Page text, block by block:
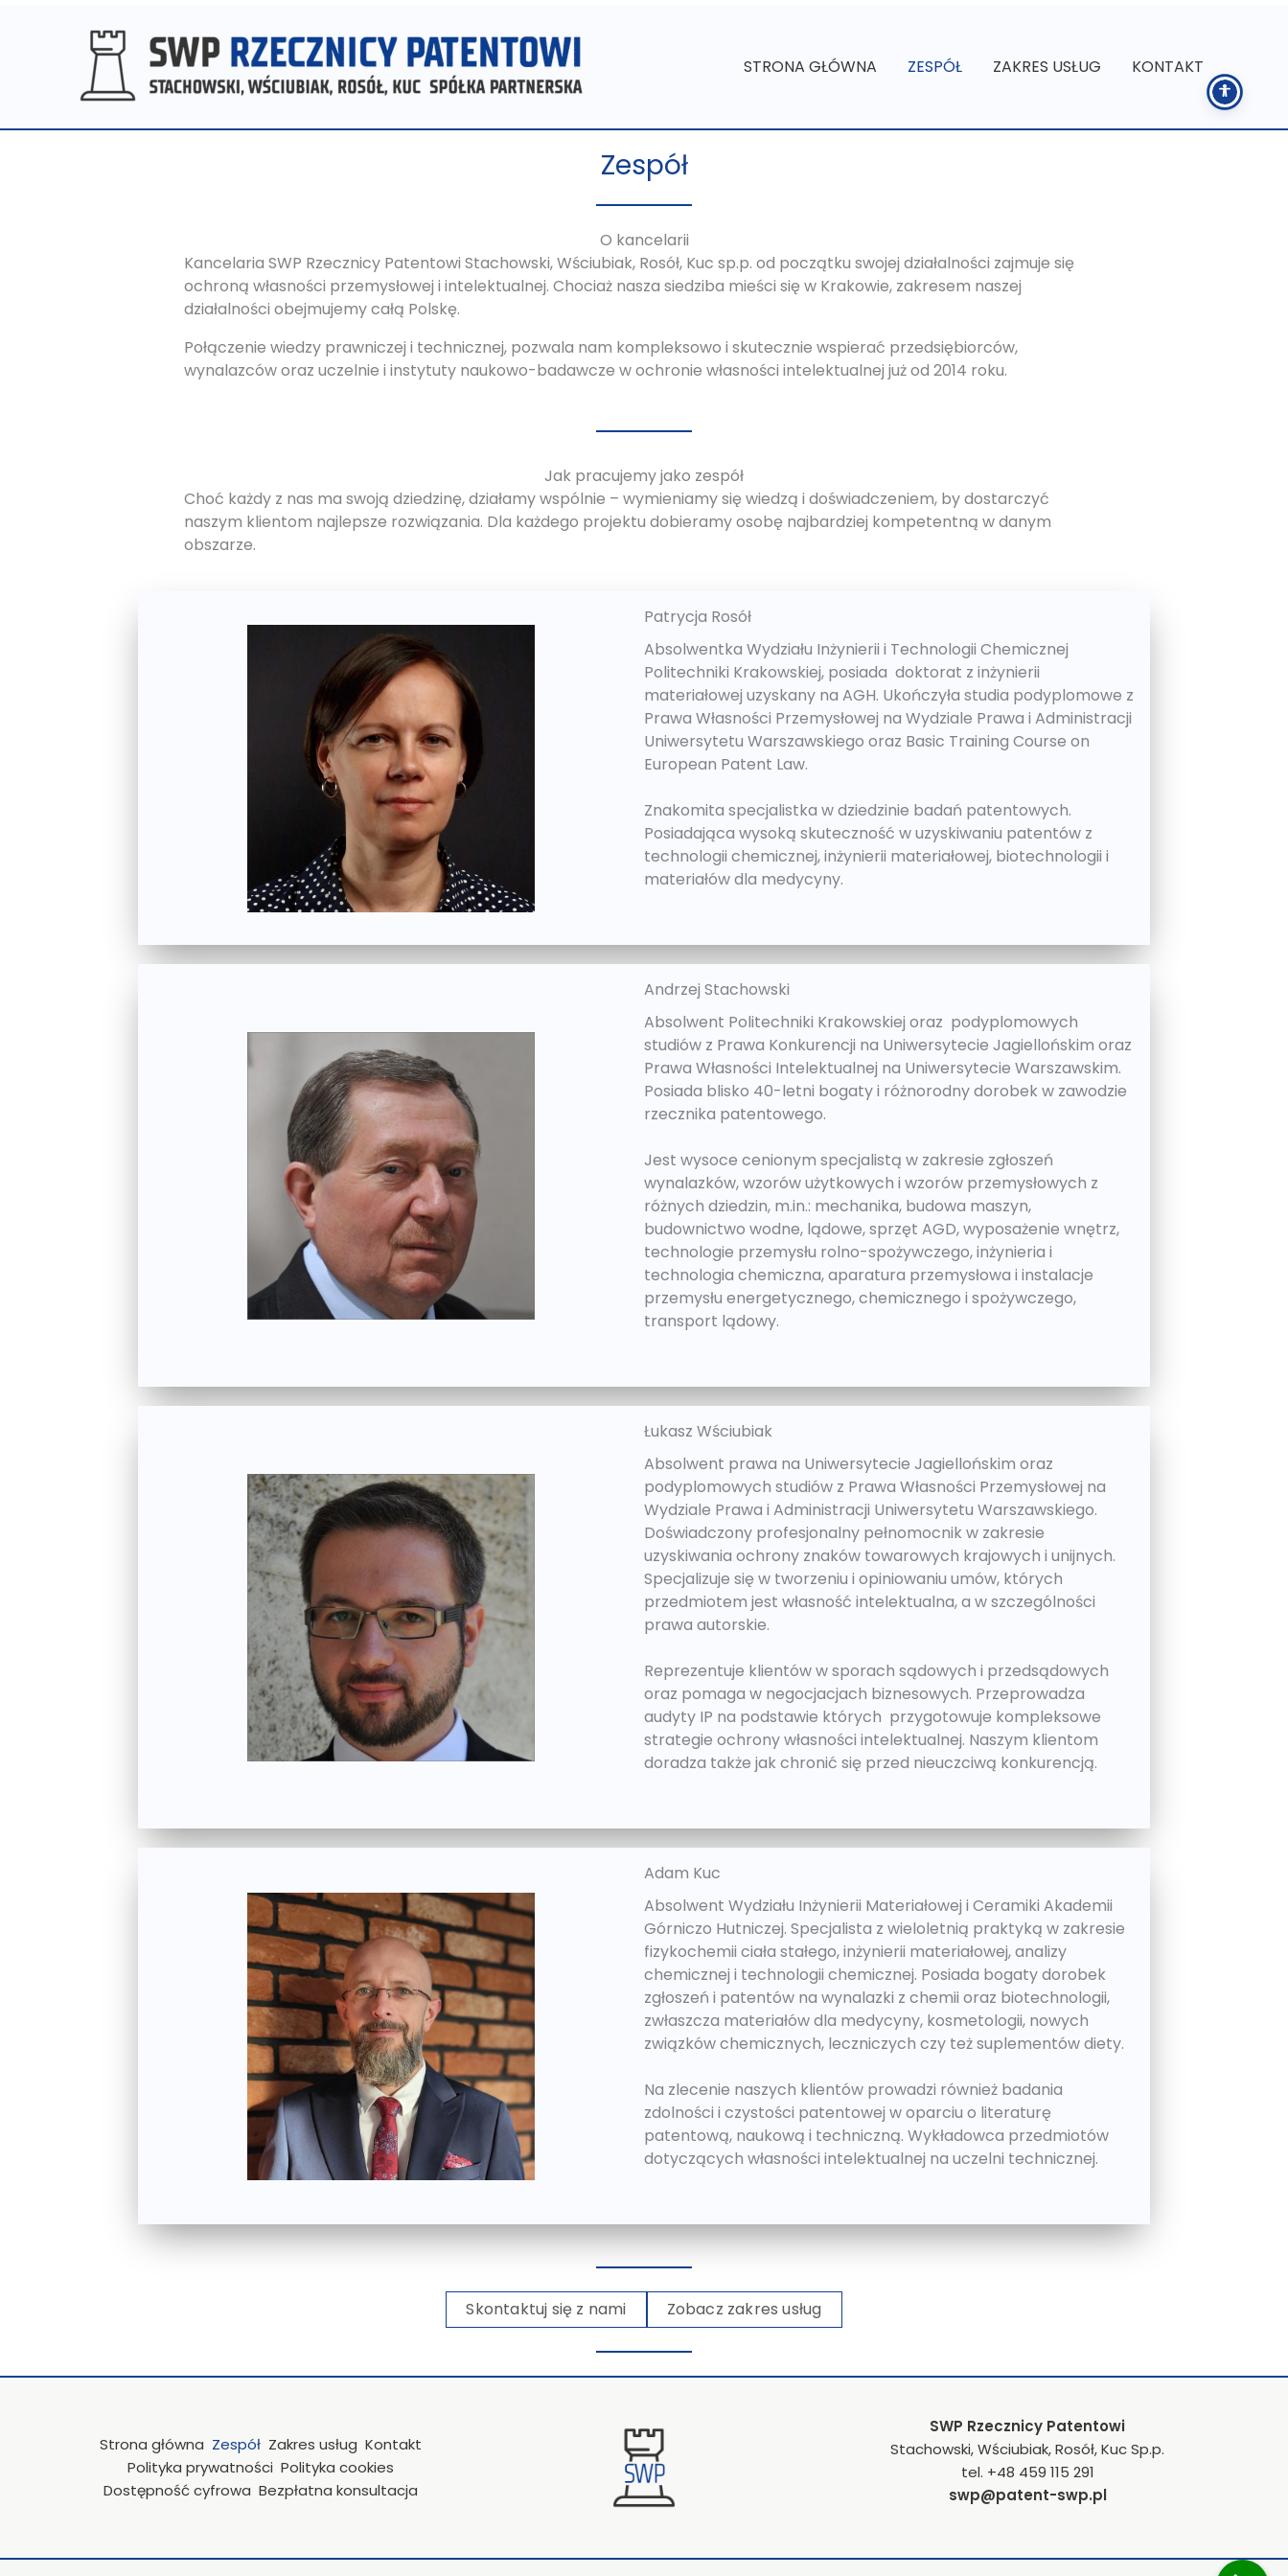
STRONA GŁÓWNA ZESPÓŁ ZAKRES USŁUG KONTAKT
Zespół
O kancelarii
Kancelaria SWP Rzecznicy Patentowi Stachowski, Wściubiak, Rosół, Kuc sp.p. od początku swojej działalności zajmuje się
ochroną własności przemysłowej i intelektualnej. Chociaż nasza siedziba mieści się w Krakowie, zakresem naszej
działalności obejmujemy całą Polskę.
Połączenie wiedzy prawniczej i technicznej, pozwala nam kompleksowo i skutecznie wspierać przedsiębiorców,
wynalazców oraz uczelnie i instytuty naukowo-badawcze w ochronie własności intelektualnej już od 2014 roku.
Jak pracujemy jako zespół
Choć każdy z nas ma swoją dziedzinę, działamy wspólnie – wymieniamy się wiedzą i doświadczeniem, by dostarczyć
naszym klientom najlepsze rozwiązania. Dla każdego projektu dobieramy osobę najbardziej kompetentną w danym
obszarze.
Patrycja Rosół
Absolwentka Wydziału Inżynierii i Technologii Chemicznej
Politechniki Krakowskiej, posiada doktorat z inżynierii
materiałowej uzyskany na AGH. Ukończyła studia podyplomowe z
Prawa Własności Przemysłowej na Wydziale Prawa i Administracji
Uniwersytetu Warszawskiego oraz Basic Training Course on
European Patent Law.
Znakomita specjalistka w dziedzinie badań patentowych.
Posiadająca wysoką skuteczność w uzyskiwaniu patentów z
technologii chemicznej, inżynierii materiałowej, biotechnologii i
materiałów dla medycyny.
Andrzej Stachowski
Absolwent Politechniki Krakowskiej oraz podyplomowych
studiów z Prawa Konkurencji na Uniwersytecie Jagiellońskim oraz
Prawa Własności Intelektualnej na Uniwersytecie Warszawskim.
Posiada blisko 40-letni bogaty i różnorodny dorobek w zawodzie
rzecznika patentowego.
Jest wysoce cenionym specjalistą w zakresie zgłoszeń
wynalazków, wzorów użytkowych i wzorów przemysłowych z
różnych dziedzin, m.in.: mechanika, budowa maszyn,
budownictwo wodne, lądowe, sprzęt AGD, wyposażenie wnętrz,
technologie przemysłu rolno-spożywczego, inżynieria i
technologia chemiczna, aparatura przemysłowa i instalacje
przemysłu energetycznego, chemicznego i spożywczego,
transport lądowy.
Łukasz Wściubiak
Absolwent prawa na Uniwersytecie Jagiellońskim oraz
podyplomowych studiów z Prawa Własności Przemysłowej na
Wydziale Prawa i Administracji Uniwersytetu Warszawskiego.
Doświadczony profesjonalny pełnomocnik w zakresie
uzyskiwania ochrony znaków towarowych krajowych i unijnych.
Specjalizuje się w tworzeniu i opiniowaniu umów, których
przedmiotem jest własność intelektualna, a w szczególności
prawa autorskie.
Reprezentuje klientów w sporach sądowych i przedsądowych
oraz pomaga w negocjacjach biznesowych. Przeprowadza
audyty IP na podstawie których przygotowuje kompleksowe
strategie ochrony własności intelektualnej. Naszym klientom
doradza także jak chronić się przed nieuczciwą konkurencją.
Adam Kuc
Absolwent Wydziału Inżynierii Materiałowej i Ceramiki Akademii
Górniczo Hutniczej. Specjalista z wieloletnią praktyką w zakresie
fizykochemii ciała stałego, inżynierii materiałowej, analizy
chemicznej i technologii chemicznej. Posiada bogaty dorobek
zgłoszeń i patentów na wynalazki z chemii oraz biotechnologii,
zwłaszcza materiałów dla medycyny, kosmetologii, nowych
związków chemicznych, leczniczych czy też suplementów diety.
Na zlecenie naszych klientów prowadzi również badania
zdolności i czystości patentowej w oparciu o literaturę
patentową, naukową i techniczną. Wykładowca przedmiotów
dotyczących własności intelektualnej na uczelni technicznej.
Skontaktuj się z nami Zobacz zakres usług
Strona główna Zespół Zakres usług Kontakt
Polityka prywatności Polityka cookies
Dostępność cyfrowa Bezpłatna konsultacja
SWP Rzecznicy Patentowi
Stachowski, Wściubiak, Rosół, Kuc Sp.p.
tel. +48 459 115 291
swp@patent-swp.pl